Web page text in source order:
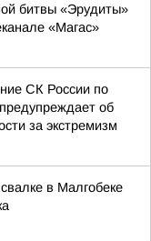
битвы «Эрудиты»
«Магас»
СК России по
об
за экстремизм
в Малгобеке